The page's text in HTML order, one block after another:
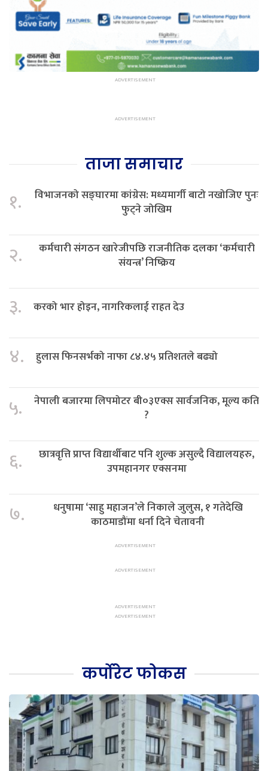
ताजा समाचार
१.
विभाजनको सङ्घारमा कांग्रेस: मध्यमार्गी बाटो नखोजिए पुनः
फुट्ने जोखिम
२.
कर्मचारी संगठन खारेजीपछि राजनीतिक दलका ‘कर्मचारी
संयन्त्र’ निष्क्रिय
३. करको भार होइन, नागरिकलाई राहत देउ
४. हुलास फिनसर्भको नाफा ८४.४५ प्रतिशतले बढ्यो
५.
नेपाली बजारमा लिपमोटर बी०३एक्स सार्वजनिक, मूल्य कति
?
६.
छात्रवृत्ति प्राप्त विद्यार्थीबाट पनि शुल्क असुल्दै विद्यालयहरु,
उपमहानगर एक्सनमा
७.
धनुषामा ‘साहु महाजन’ले निकाले जुलुस, १ गतेदेखि
काठमाडौंमा धर्ना दिने चेतावनी
कर्पोरेट फोकस